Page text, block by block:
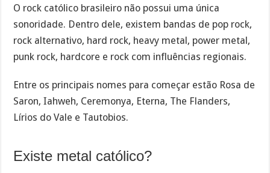
O rock católico brasileiro não possui uma única
sonoridade. Dentro dele, existem bandas de pop rock,
rock alternativo, hard rock, heavy metal, power metal,
punk rock, hardcore e rock com influências regionais.
Entre os principais nomes para começar estão Rosa de
Saron, Iahweh, Ceremonya, Eterna, The Flanders,
Lírios do Vale e Tautobios.
Existe metal católico?